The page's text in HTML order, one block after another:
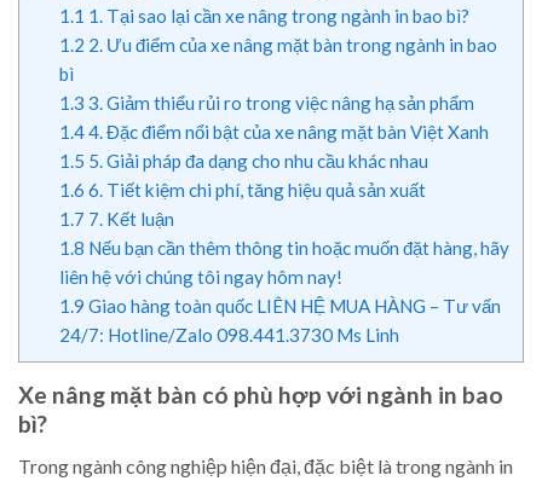
1.1 1. Tại sao lại cần xe nâng trong ngành in bao bì?
1.2 2. Ưu điểm của xe nâng mặt bàn trong ngành in bao
bì
1.3 3. Giảm thiểu rủi ro trong việc nâng hạ sản phẩm
1.44. Đặc điểm nổi bật của xe nâng mặt bàn Việt Xanh
1.5 5. Giải pháp đa dạng cho nhu cầu khác nhau
1.6 6. Tiết kiệm chi phí, tăng hiệu quả sản xuất
1.7 7. Kết luận
1.8 Nếu bạn cần thêm thông tin hoặc muốn đặt hàng, hãy
liên hệ với chúng tôi ngay hôm nay!
1.9 Giao hàng toàn quốc LIÊN HỆ MUA HÀNG – Tư vấn
24/7: Hotline/Zalo 098.441.3730 Ms Linh
Xe nâng mặt bàn có phù hợp với ngành in bao
bì?
Trong ngành công nghiệp hiện đại, đặc biệt là trong ngành in